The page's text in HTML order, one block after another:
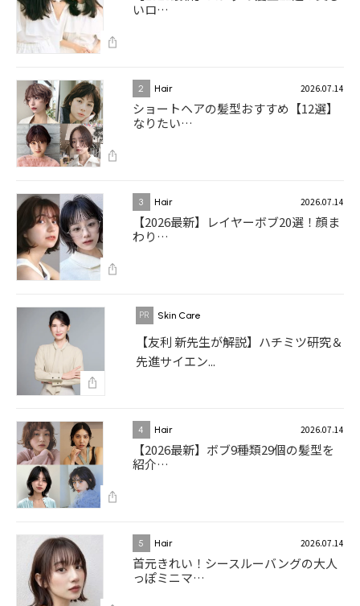
いロ…
2 Hair 2026.07.14
ショートヘアの髪型おすすめ【12選】
なりたい…
3 Hair 2026.07.14
【2026最新】レイヤーボブ20選！顔ま
わり…
Skin Care
【友利 新先生が解説】ハチミツ研究＆
先進サイエン...
4 Hair 2026.07.14
【2026最新】ボブ9種類29個の髪型を
紹介…
5 Hair 2026.07.14
首元きれい！シースルーバングの大人
っぽミニマ…